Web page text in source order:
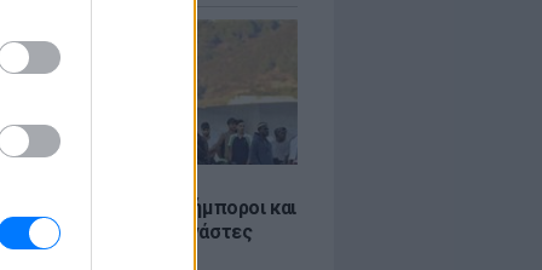
«Οι κάτοικοι είναι ανήμποροι και
αγωνία» - 5.000 μετανάστες
στην περιοχή